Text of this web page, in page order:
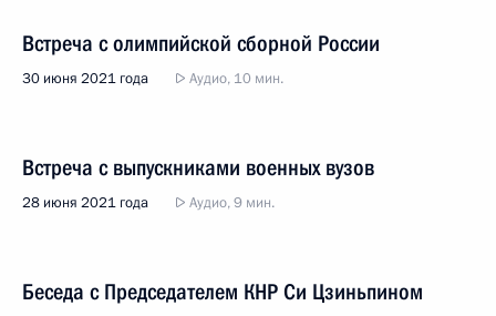
Встреча с олимпийской сборной России
30 июня 2021 года Аудио, 10 мин.
Встреча с выпускниками военных вузов
28 июня 2021 года Аудио, 9 мин.
Беседа с Председателем КНР Си Цзиньпином